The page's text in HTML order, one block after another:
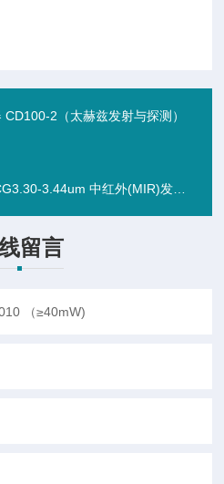
CD100-2（太赫兹发射与探测）
中红外(MIR)发光二极管LED 带玻璃盖
留言